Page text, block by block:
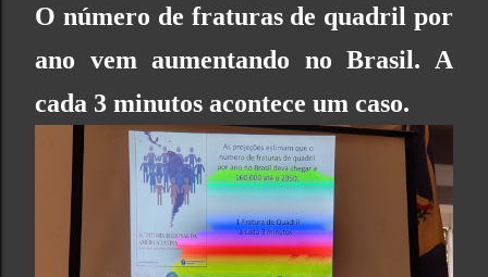
O número de fraturas de quadril por
ano vem aumentando no Brasil. A
cada 3 minutos acontece um caso.